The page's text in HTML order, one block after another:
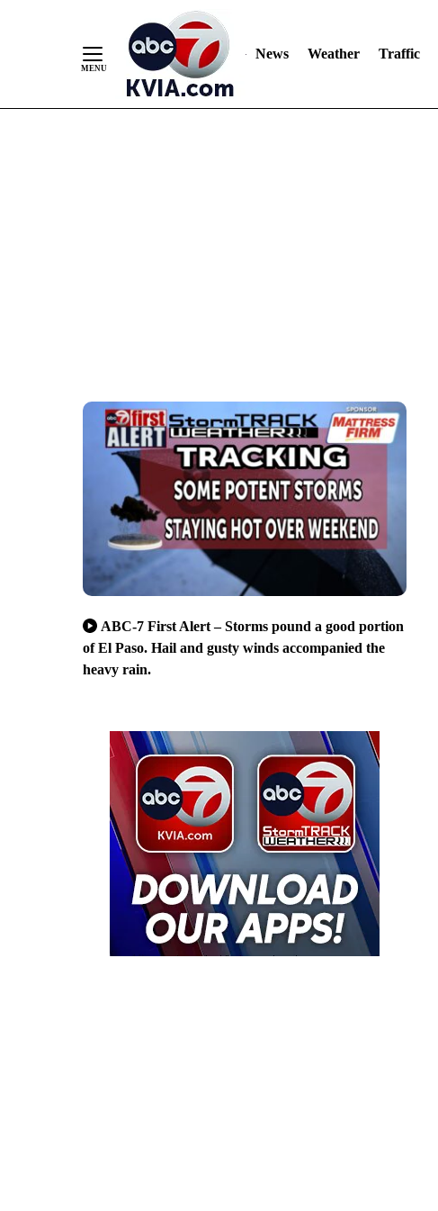
News Weather Traffic
ABC-7 First Alert – Storms pound a good portion
of El Paso. Hail and gusty winds accompanied the
heavy rain.